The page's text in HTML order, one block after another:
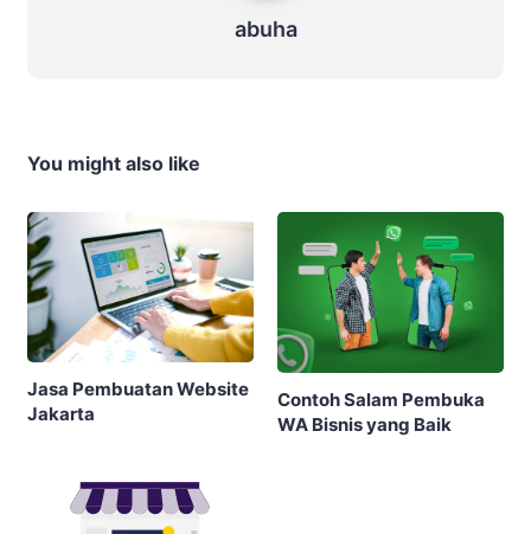
abuha
You might also like
Jasa Pembuatan Website
Jakarta
Contoh Salam Pembuka
WA Bisnis yang Baik